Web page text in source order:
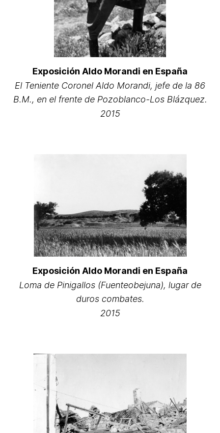
Exposición Aldo Morandi en España
El Teniente Coronel Aldo Morandi, jefe de la 86
B.M., en el frente de Pozoblanco-Los Blázquez.
2015
Exposición Aldo Morandi en España
Loma de Pinigallos (Fuenteobejuna), lugar de
duros combates.
2015